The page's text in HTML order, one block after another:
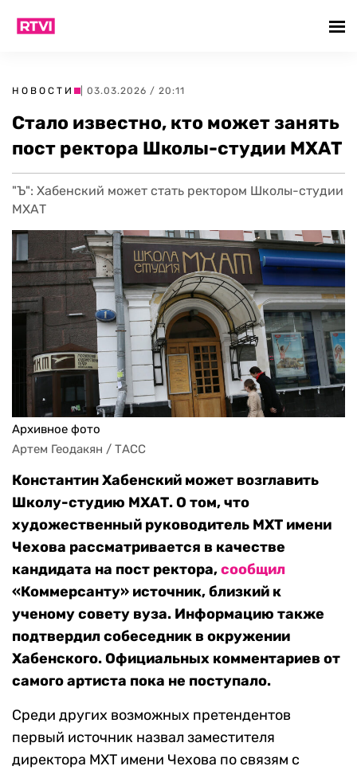
НОВОСТИ | 03.03.2026 / 20:11
Стало известно, кто может занять
пост ректора Школы-студии МХАТ
"Ъ": Хабенский может стать ректором Школы-студии
МХАТ
Архивное фото
Артем Геодакян / ТАСС
Константин Хабенский может возглавить
Школу-студию МХАТ. О том, что
художественный руководитель МХТ имени
Чехова рассматривается в качестве
кандидата на пост ректора,сообщил
«Коммерсанту» источник, близкий к
ученому совету вуза. Информацию также
подтвердил собеседник в окружении
Хабенского. Официальных комментариев от
самого артиста пока не поступало.
Среди других возможных претендентов
первый источник назвал заместителя
директора МХТ имени Чехова по связям с